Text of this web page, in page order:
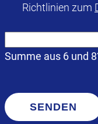
Richtlinien zum
Summe aus 6 und
SENDEN